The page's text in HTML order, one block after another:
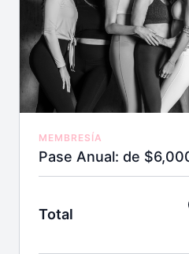
MEMBRESÍA
Pase Anual: de
Total